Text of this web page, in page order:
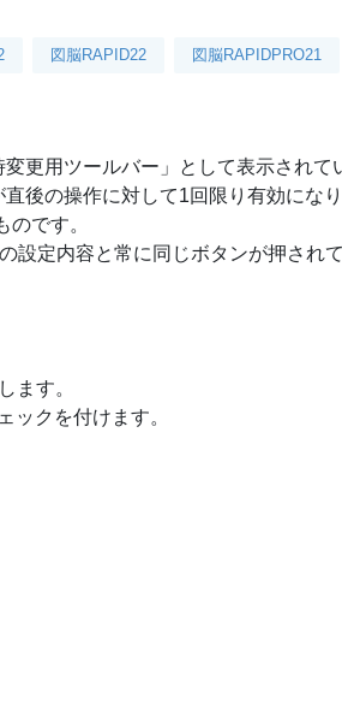
図脳RAPID22 図脳RAPIDPRO21
更用ツールバー」として表示されて
後の操作に対して1回限り有効にな
です。
設定内容と常に同じボタンが押され
ます。
ックを付けます。